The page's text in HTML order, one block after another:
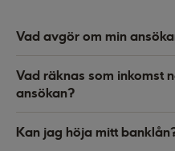
Vad avgör om min
Vad räknas som inkomst
ansökan?
Kan jag höja mitt